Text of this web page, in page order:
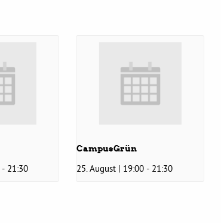
- 21:30
CampusGrün
25. August | 19:00 - 21:30